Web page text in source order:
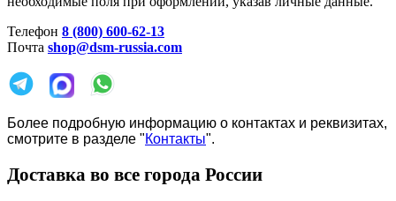
Телефон 8 (800) 600-62-13
Почта shop@dsm-russia.com
Более подробную информацию о контактах и реквизитах,
смотрите в разделе "Контакты".
Доставка во все города России